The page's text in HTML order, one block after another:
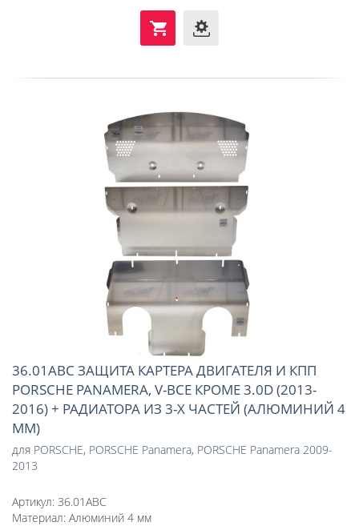
36.01ABC ЗАЩИТА КАРТЕРА ДВИГАТЕЛЯ И КПП
PORSCHE PANAMERA, V-ВСЕ КРОМЕ 3.0D (2013-
2016) + РАДИАТОРА ИЗ 3-Х ЧАСТЕЙ (АЛЮМИНИЙ 4
ММ)
для PORSCHE, PORSCHE Panamera, PORSCHE Panamera 2009-
2013
Артикул: 36.01ABC
Материал: Алюминий 4 мм